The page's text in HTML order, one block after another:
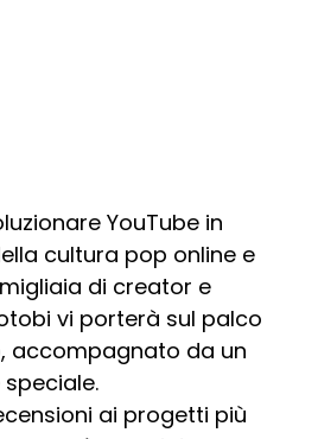
YouTube in
cultura pop online e
di creator e
vi porterà sul palco
accompagnato da un
ai progetti più